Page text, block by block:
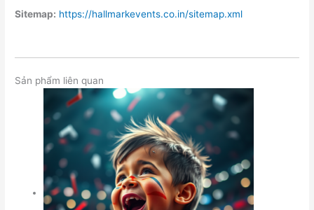
Sitemap: https://hallmarkevents.co.in/sitemap.xml
Sản phẩm liên quan